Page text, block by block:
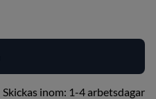
Skickas inom: 1-4 arbetsdagar